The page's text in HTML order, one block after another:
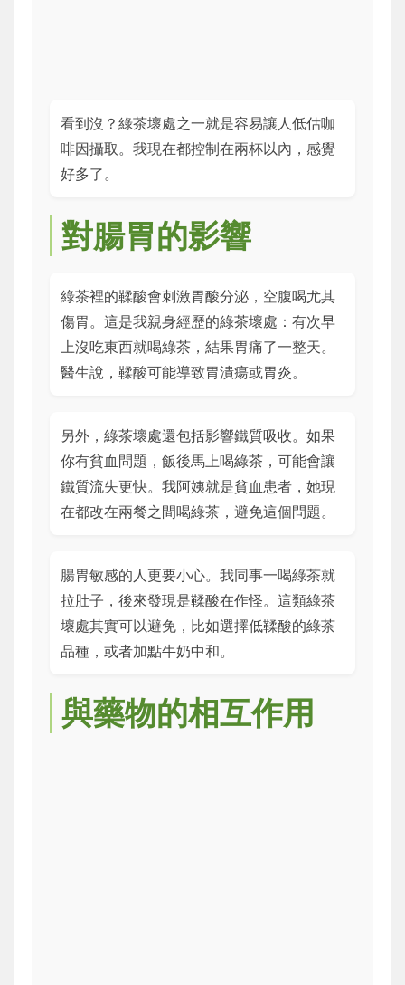
看到沒？綠茶壞處之一就是容易讓人低估咖
啡因攝取。我現在都控制在兩杯以內，感覺
好多了。
對腸胃的影響
綠茶裡的鞣酸會刺激胃酸分泌，空腹喝尤其
傷胃。這是我親身經歷的綠茶壞處：有次早
上沒吃東西就喝綠茶，結果胃痛了一整天。
醫生說，鞣酸可能導致胃潰瘍或胃炎。
另外，綠茶壞處還包括影響鐵質吸收。如果
你有貧血問題，飯後馬上喝綠茶，可能會讓
鐵質流失更快。我阿姨就是貧血患者，她現
在都改在兩餐之間喝綠茶，避免這個問題。
腸胃敏感的人更要小心。我同事一喝綠茶就
拉肚子，後來發現是鞣酸在作怪。這類綠茶
壞處其實可以避免，比如選擇低鞣酸的綠茶
品種，或者加點牛奶中和。
與藥物的相互作用